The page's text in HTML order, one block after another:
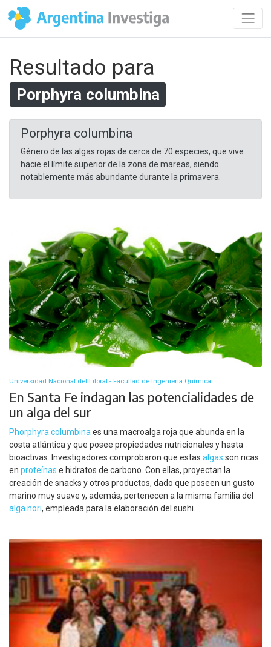
Resultado para
Porphyra columbina
Porphyra columbina
Género de las algas rojas de cerca de 70 especies, que vive
hacie el límite superior de la zona de mareas, siendo
notablemente más abundante durante la primavera.
Universidad Nacional del Litoral - Facultad de Ingeniería Química
En Santa Fe indagan las potencialidades de
un alga del sur
Phorphyra columbinaes una macroalga roja que abunda en la
costa atlántica y que posee propiedades nutricionales y hasta
bioactivas. Investigadores comprobaron que estas algas son ricas
en proteínas e hidratos de carbono. Con ellas, proyectan la
creación de snacks y otros productos, dado que poseen un gusto
marino muy suave y, además, pertenecen a la misma familia del
alga nori, empleada para la elaboración del sushi.